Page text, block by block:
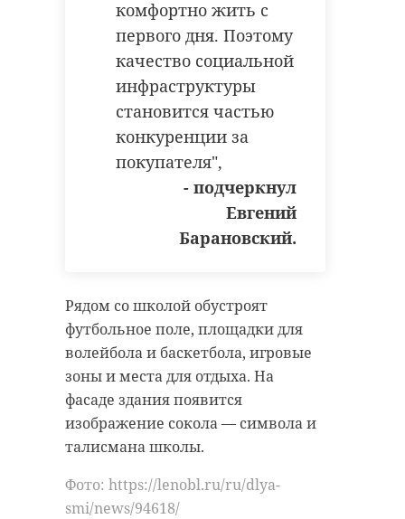
комфортно жить с
первого дня. Поэтому
качество социальной
инфраструктуры
становится частью
конкуренции за
покупателя",
- подчеркнул
Евгений
Барановский.
Рядом со школой обустроят
футбольное поле, площадки для
волейбола и баскетбола, игровые
зоны и места для отдыха. На
фасаде здания появится
изображение сокола — символа и
талисмана школы.
Фото: https://lenobl.ru/ru/dlya-
smi/news/94618/
Поделиться статьей:
РЕКОМЕНДУЕМ
Дрозденко
рассказал о
весенне-полевых
рабо ...
31 марта 2020, 16:59
получили
2,7 мл ...
Админка Ленобласти/telegram
// Мы есть вMAX. Не теряйте. //
Фото:
https://www.magnific.com/free-
photo/long-shot-with-family-
from_4961091.htm#
социальный кодекс